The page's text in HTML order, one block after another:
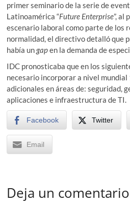
primer seminario de la serie de
Latinoamérica “Future Enterprise”, al
escenario laboral como parte de los
normalidad, el directivo detalló que
había ungapen la demanda de
IDC pronosticaba que en los
necesario incorporar a nivel mundial
adicionales en áreas de: seguridad,
aplicaciones e infraestructura de TI.
Facebook Twitter
Email
Deja un comentario